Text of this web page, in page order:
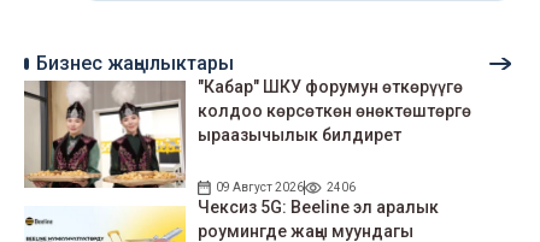
Бизнес жаңылыктары
"Кабар" ШКУ форумун өткөрүүгө
колдоо көрсөткөн өнөктөштөргө
ыраазычылык билдирет
09 Август 2026 2406
Чексиз 5G: Beeline эл аралык
роумингде жаңы муундагы